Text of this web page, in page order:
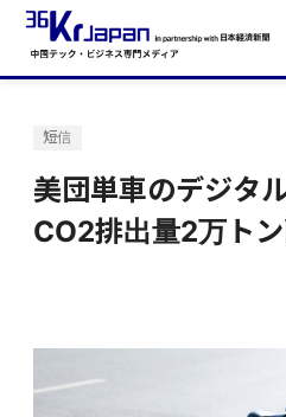
短信
美団単車のデジタ
CO2排出量2万ト